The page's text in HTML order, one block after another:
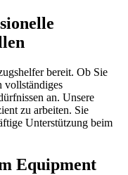
bereit. Ob Sie
vollständiges
an. Unsere
zu arbeiten. Sie
Unterstützung beim
Equipment